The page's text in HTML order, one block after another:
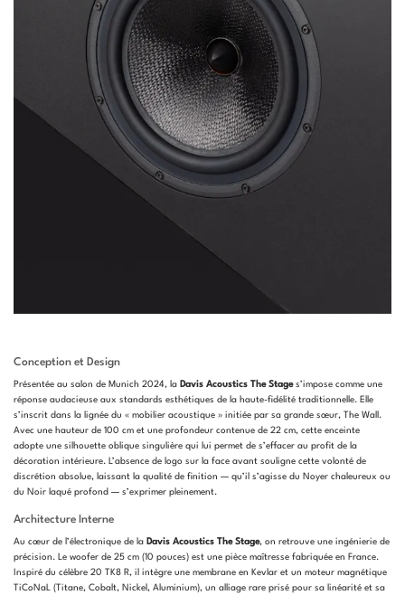
Conception et Design
Présentée au salon de Munich 2024, la Davis Acoustics The Stages’impose comme une
réponse audacieuse aux standards esthétiques de la haute-fidélité traditionnelle. Elle
s’inscrit dans la lignée du « mobilier acoustique » initiée par sa grande sœur, The Wall.
Avec une hauteur de 100 cm et une profondeur contenue de 22 cm, cette enceinte
adopte une silhouette oblique singulière qui lui permet de s’effacer au profit de la
décoration intérieure. L’absence de logo sur la face avant souligne cette volonté de
discrétion absolue, laissant la qualité de finition — qu’il s’agisse du Noyer chaleureux ou
du Noir laqué profond — s’exprimer pleinement.
Architecture Interne
Au cœur de l’électronique de la Davis Acoustics The Stage, on retrouve une ingénierie de
précision. Le woofer de 25 cm (10 pouces) est une pièce maîtresse fabriquée en France.
Inspiré du célèbre 20 TK8 R, il intègre une membrane en Kevlar et un moteur magnétique
TiCoNaL (Titane, Cobalt, Nickel, Aluminium), un alliage rare prisé pour sa linéarité et sa